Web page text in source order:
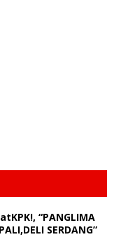
“PANGLIMA
SERDANG”